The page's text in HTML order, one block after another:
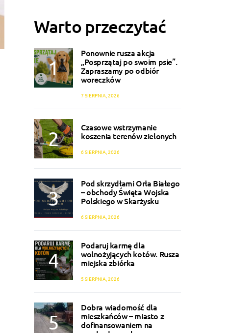
Warto przeczytać
Ponownie rusza akcja
„Posprzątaj po swoim psie”.
Zapraszamy po odbiór
woreczków
7 SIERPNIA, 2026
Czasowe wstrzymanie
koszenia terenów zielonych
6 SIERPNIA, 2026
Pod skrzydłami Orła Białego
– obchody Święta Wojska
Polskiego w Skarżysku
6 SIERPNIA, 2026
Podaruj karmę dla
wolnożyjących kotów. Rusza
miejska zbiórka
5 SIERPNIA, 2026
Dobra wiadomość dla
mieszkańców – miasto z
dofinansowaniem na